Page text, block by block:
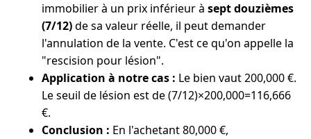
immobilier à un prix inférieur à sept douzièmes
(7/12)de sa valeur réelle, il peut demander
l'annulation de la vente. C'est ce qu'on appelle la
"rescision pour lésion".
Application à notre cas : Le bien vaut 200,000 €.
Le seuil de lésion est de (7/12)×200,000=116,666
€.
Conclusion : En l'achetant 80,000 €,